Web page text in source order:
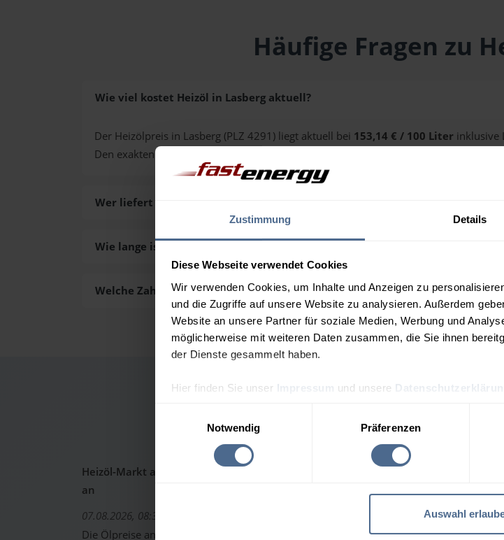
Zustimmung Details
Diese Webseite verwendet Cookies
Wir verwenden Cookies, um Inhalte und Anzeigen zu
und die Zugriffe auf unsere Website zu analysieren. Außerdem
Website an unsere Partner für soziale Medien, Werbung und
möglicherweise mit weiteren Daten zusammen, die Sie ihnen
der Dienste gesammelt haben.
Hier finden Sie unser Impressum und unsere Datenschutzerklärung
Notwendig
Präferenzen
Auswahl
Häufige Fragen zu
Wie viel kostet Heizöl in Lasberg aktuell?
Der Heizölpreis in Lasberg (PLZ 4291) liegt aktuell bei 153,14 € / 100 Liter inklusive
Den exakten Preis für Ihre Wunschmenge erhalten Sie über unseren
Wer liefert das Heizöl in Lasberg aus?
Wie lange ist die Lieferzeit des Heizöls in Lasberg?
Welche Zahlungsarten gibt es?
Heizöl-Markt aktuell: Ölpreise schon wieder auf dem Weg nach oben - Heizölpreise
an
07.08.2026, 08:37 Uhr
Die Ölpreise an den internationalen Warenterminmärkten haben gestern weiter